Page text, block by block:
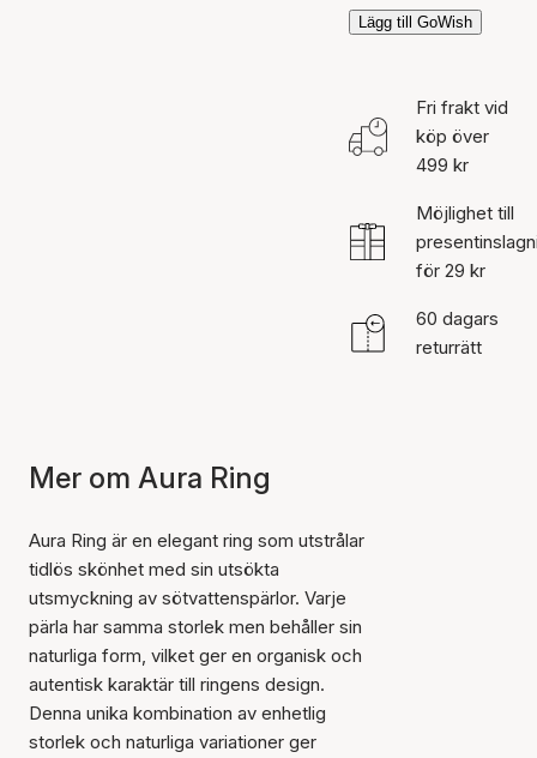
Lägg till GoWish
Fri frakt vid
köp över
499 kr
Möjlighet till
för 29 kr
60 dagars
returrätt
Mer om Aura Ring
Aura Ring är en elegant ring som utstrålar
tidlös skönhet med sin utsökta
utsmyckning av sötvattenspärlor. Varje
pärla har samma storlek men behåller sin
naturliga form, vilket ger en organisk och
autentisk karaktär till ringens design.
Denna unika kombination av enhetlig
storlek och naturliga variationer ger